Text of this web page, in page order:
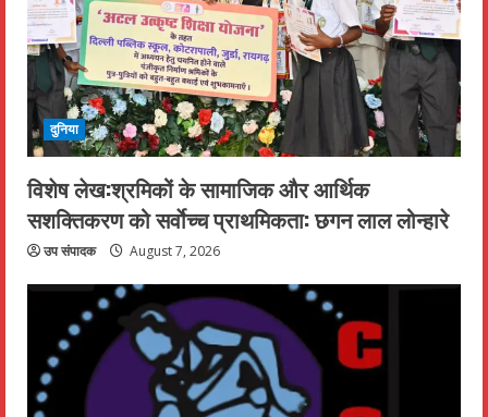
दुनिया
विशेष लेख:श्रमिकों के सामाजिक और आर्थिक
सशक्तिकरण को सर्वाेच्च प्राथमिकता: छगन लाल लोन्हारे
उप संपादक August 7, 2026